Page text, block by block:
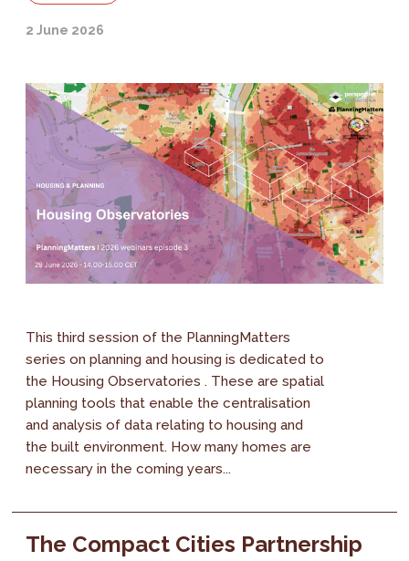
2 June 2026
This third session of the PlanningMatters
series on planning and housing is dedicated to
the Housing Observatories . These are spatial
planning tools that enable the centralisation
and analysis of data relating to housing and
the built environment. How many homes are
necessary in the coming years...
The Compact Cities Partnership